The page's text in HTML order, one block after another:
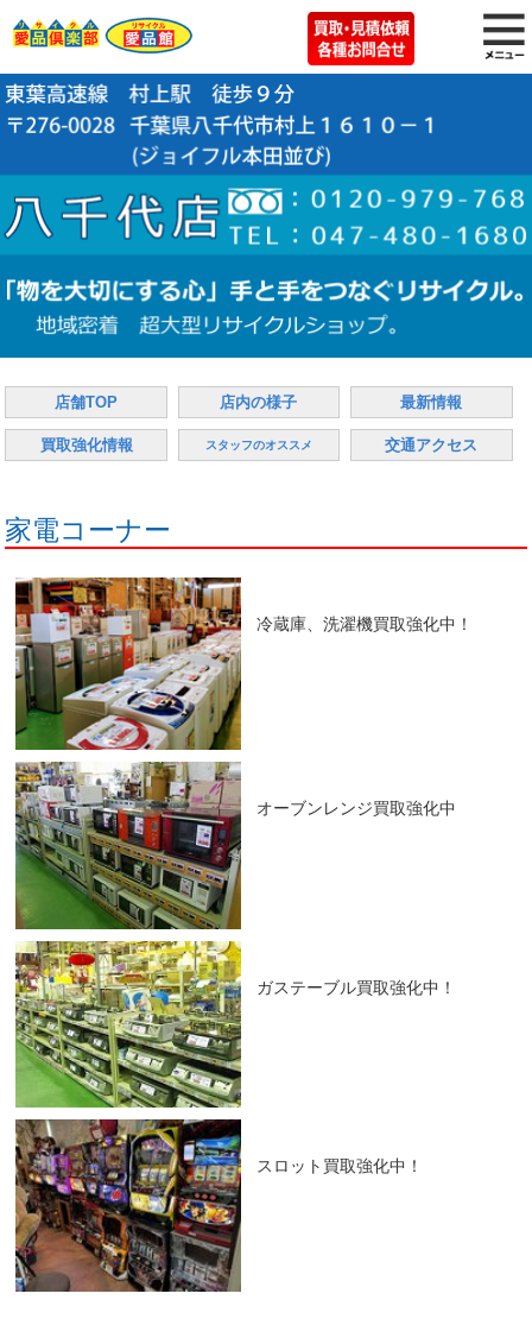
店舗TOP 店内の様子 最新情報
買取強化情報 スタッフのオススメ 交通アクセス
家電コーナー
冷蔵庫、洗濯機買取強化中！
オーブンレンジ買取強化中
ガステーブル買取強化中！
スロット買取強化中！